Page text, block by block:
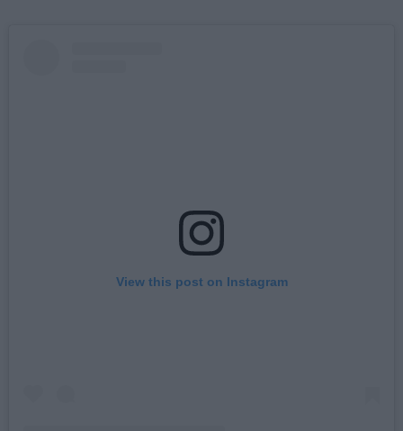
View this post on Instagram